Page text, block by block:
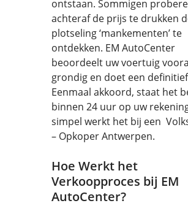
ontstaan. Sommigen
achteraf de prijs te drukken
plotseling ‘mankementen’ te
ontdekken. EM AutoCenter
beoordeelt uw voertuig
grondig en doet een
Eenmaal akkoord, staat het
binnen 24 uur op uw
simpel werkt het bij een
– Opkoper Antwerpen.
Hoe Werkt het
Verkoopproces bij EM
AutoCenter?